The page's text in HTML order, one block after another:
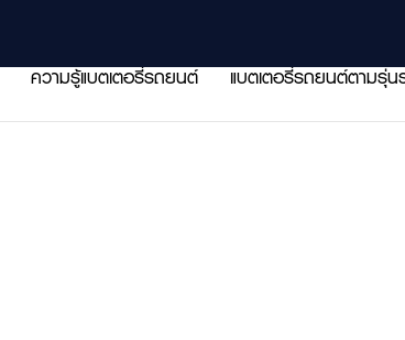
ความรู้แบตเตอรี่รถยนต์ แบตเตอรี่รถยนต์ตามรุ่